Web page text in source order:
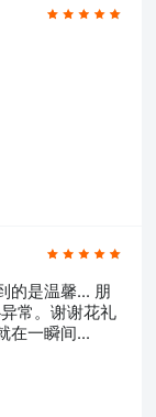
州,莆田,汉
,漳州,三
,齐齐哈
,信阳,牡丹
,许昌,内
,河源,营
原,淮北,
阳,常熟,
川,温江,
的是温馨... 朋
常。谢谢花礼
在一瞬间...